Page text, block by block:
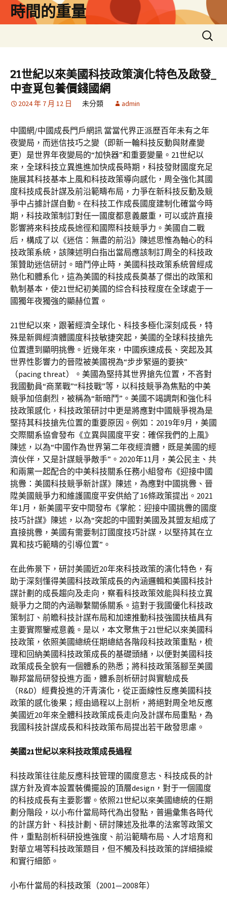
時間的重量
搜
尋
鍵
字:
21世紀以來美國科技政策演化特色及啟發_
中查覓包養價錢國網
2024 年 7 月 12 日 未分類 admin
中國網/中國成長門戶網訊 當當代界正派歷百年未有之年
夜變局，而迷信技巧之變（即新一輪科技反動與財產變
更）是世界年夜變局的“加快器”和重要變量。21世紀以
來，全球科技立異進進加快成長時期，科技發財國度充足
施展其科技基本上風和科技政策導向感化，周全強化其國
度科技成長計謀及前沿範疇布局，力爭在新科技反動及競
爭中占據計謀自動。在科技工作成長國度建制化確當今時
期，科技政策制訂對任一國度都意義嚴重，可以或許直接
影響將來科技成長途徑和國際科技競爭力。美國自二戰
后，構成了以《迷信：無盡的前沿》陳述思惟為軸心的科
技政策系統，該陳述明白指出當局應該制訂周全的科技政
策贊助迷信研討。暗鬥停止時，美國科技政策系統曾經成
熟化和體系化，這為美國的科技成長奠基了傑出的政策和
軌制基本，使21世紀初美國的綜合科技程度在全球處于一
國獨年夜獨強的顯赫位置。
21世紀以來，跟著經濟全球化、科技多極化深刻成長，特
殊是新興經濟體國度科技敏捷突起，美國的全球科技搶先
位置遭到顯明挑釁。近幾年來，中國疾速成長、突起及其
世界性影響力的晉陞被美國視為“步步緊逼的要挾”
（pacing threat）。美國為堅持其世界搶先位置，不吝對
我國動員“商業戰”“科技戰”等，以科技競爭為焦點的中美
競爭加倍劇烈，被稱為“新暗鬥”。美國不竭調劑和強化科
技政策感化，科技政策研討中更是將應對中國競爭視為是
堅持其科技搶先位置的重要原因。例如：2019年9月，美國
交際關系協會發布《立異與國度平安：確保我們的上風》
陳述，以為“中國作為世界第二年夜經濟體，既是美國的經
濟伙伴，又是計謀競爭敵手”。2020年11月，美公民主、共
和兩黨一起配合的中美科技關系任務小組發布《迎接中國
挑釁：美國科技競爭新計謀》陳述，為應對中國挑釁、晉
陞美國競爭力和維護國度平安供給了16條政策提出。2021
年1月，新美國平安中間發布《掌舵：迎接中國挑釁的國度
技巧計謀》陳述，以為“突起的中國對美國及其盟友組成了
直接挑釁，美國有需要制訂國度技巧計謀，以堅持其在立
異和技巧範疇的引導位置”。
在此佈景下，研討美國近20年來科技政策的演化特色，有
助于深刻懂得美國科技政策成長的內涵邏輯和美國科技計
謀計劃的成長趨向及走向，察看科技政策效能與科技立異
競爭力之間的內涵聯繫關係關系。這對于我國優化科技政
策制訂、前瞻科技計謀布局和加速推動科技強國扶植具有
主要實際鑒戒意義。是以，本文聚焦于21世紀以來美國科
技政策，依照美國總統任期總結各階段科技政策重點，梳
理和回納美國科技政策成長的基礎頭緒，以便對美國科技
政策成長全貌有一個體系的熟悉；將科技政策落腳至美國
聯邦當局研發投進方面，體系剖析研討與實驗成長
（R&D）經費投進的汗青演化，從正面線性反應美國科技
政策的感化後果；經由過程以上剖析，將絕對周全地反應
美國近20年來全體科技政策成長走向及計謀布局重點，為
我國科技計謀成長和科技政策布局提出若干啟發思慮。
美國21世紀以來科技政策成長過程
科技政策往往能反應科技管理的國度意志、科技成長的計
謀方針及資本設置裝備擺設的頂層design，對于一個國度
的科技成長有主要影響。依照21世紀以來美國總統的任期
劃分階段，以小布什當局時代為出發點，普遍彙集各時代
的計謀方針、科技計劃、研討陳述及批準的法案等政策文
件，重點剖析科研投進強度、前沿範疇布局、人才培育和
對華立場等科技政策題目，但不觸及科技政策的詳細操縱
和實行細節。
小布什當局的科技政策（2001—2008年）